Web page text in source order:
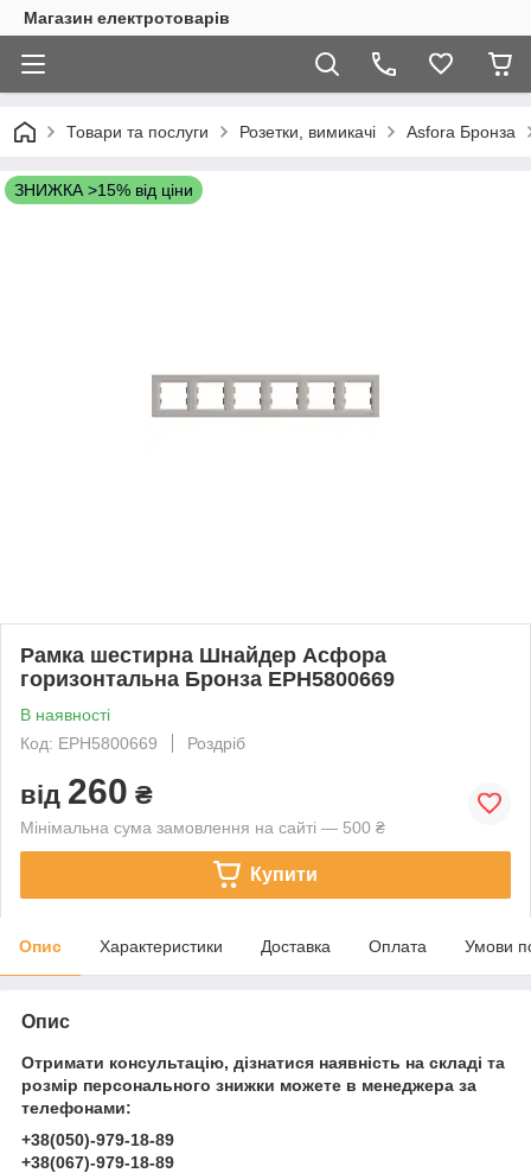
Магазин електротоварів
Товари та послуги Розетки, вимикачі Asfora Бронза
ЗНИЖКА >15% від ціни
Рамка шестирна Шнайдер Асфора
горизонтальна Бронза EPH5800669
В наявності
Код: EPH5800669
Роздріб
від 260 ₴
Мінімальна сума замовлення на сайті — 500 ₴
Купити
Опис Характеристики Доставка Оплата Умови
Опис
Отримати консультацію, дізнатися наявність на складі та
розмір персонального знижки можете в менеджера за
телефонами:
+38(050)-979-18-89
+38(067)-979-18-89